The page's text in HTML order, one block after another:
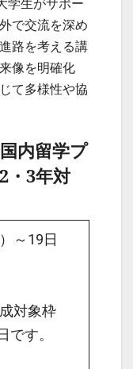
で交流を深め
路を考える講
像を明確化
て多様性や協
内留学プ
・3年対
～19日
対象枠
です。